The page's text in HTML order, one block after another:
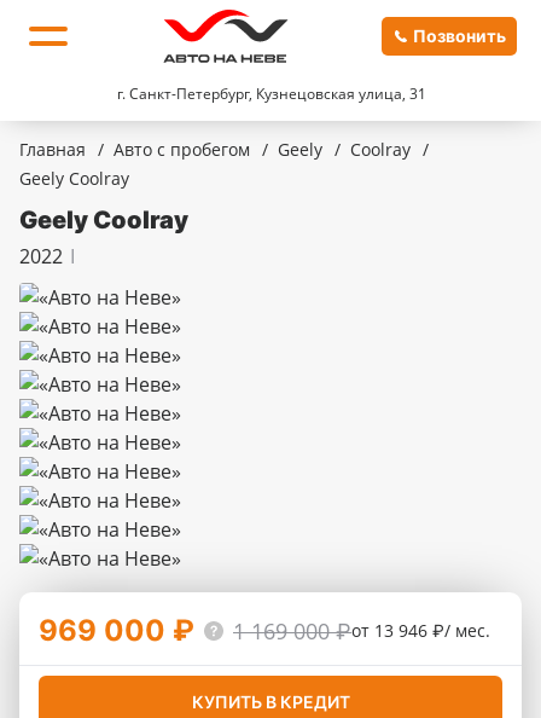
г. Санкт-Петербург, Кузнецовская улица, 31
Позвонить
Главная / Авто с пробегом / Geely / Coolray /
Geely Coolray
Geely Coolray
2022 I
969 000 ₽ 1 169 000 ₽от 13 946 ₽/ мес.
КУПИТЬ В КРЕДИТ